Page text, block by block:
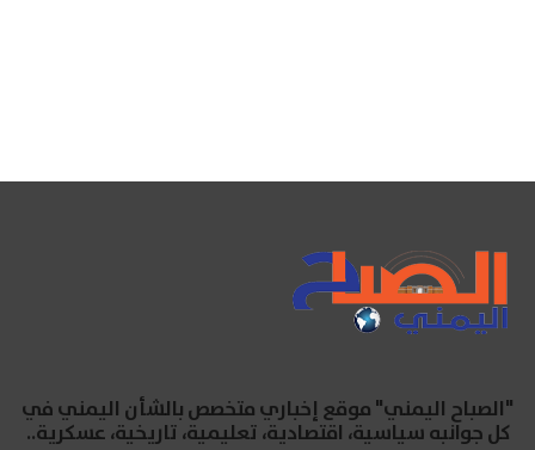
"الصباح اليمني" موقع إخباري متخصص بالشأن اليمني في
كل جوانبه سياسية، اقتصادية، تعليمية، تاريخية، عسكرية..